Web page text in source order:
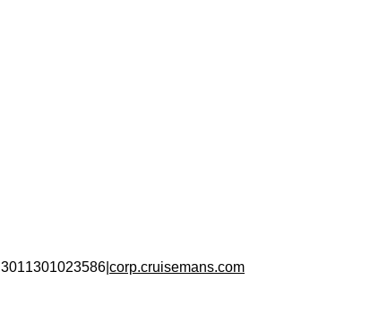
3011301023586 corp.cruisemans.com